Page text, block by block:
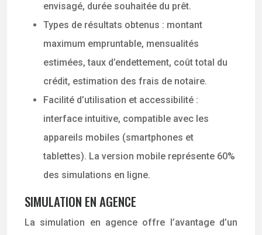
envisagé, durée souhaitée du prêt.
Types de résultats obtenus : montant
maximum empruntable, mensualités
estimées, taux d’endettement, coût total du
crédit, estimation des frais de notaire.
Facilité d’utilisation et accessibilité :
interface intuitive, compatible avec les
appareils mobiles (smartphones et
tablettes). La version mobile représente 60%
des simulations en ligne.
SIMULATION EN AGENCE
La simulation en agence offre l’avantage d’un